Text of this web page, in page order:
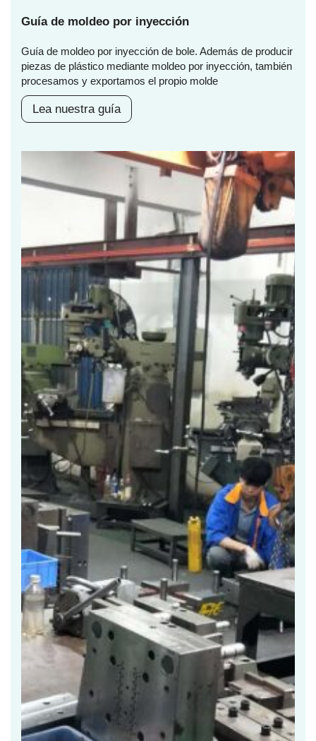
Guía de moldeo por inyección
Guía de moldeo por inyección de bole. Además de producir
piezas de plástico mediante moldeo por inyección, también
procesamos y exportamos el propio molde
Lea nuestra guía